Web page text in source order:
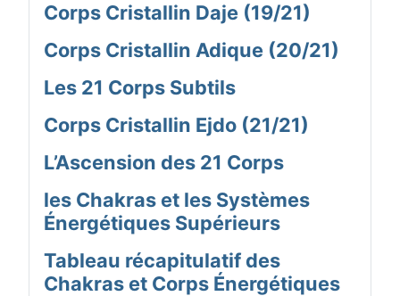
Corps Cristallin Daje (19/21)
Corps Cristallin Adique (20/21)
Les 21 Corps Subtils
Corps Cristallin Ejdo (21/21)
L’Ascension des 21 Corps
les Chakras et les Systèmes
Énergétiques Supérieurs
Tableau récapitulatif des
Chakras et Corps Énergétiques